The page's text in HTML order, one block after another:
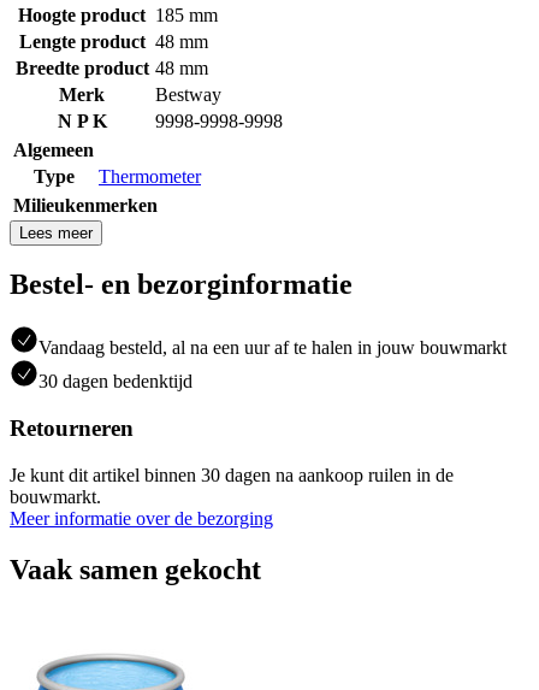
Hoogte product 185 mm
Lengte product 48 mm
Breedte product 48 mm
Merk
Bestway
N P K
9998-9998-9998
Algemeen
Type
Thermometer
Milieukenmerken
Lees meer
Bestel- en bezorginformatie
Vandaag besteld, al na een uur af te halen in jouw bouwmarkt
30 dagen bedenktijd
Retourneren
Je kunt dit artikel binnen 30 dagen na aankoop ruilen in de
bouwmarkt.
Meer informatie over de bezorging
Vaak samen gekocht